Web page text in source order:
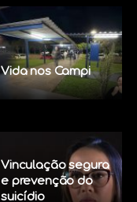
Vida nos Campi
Vinculação segura
e prevenção do
suicídio